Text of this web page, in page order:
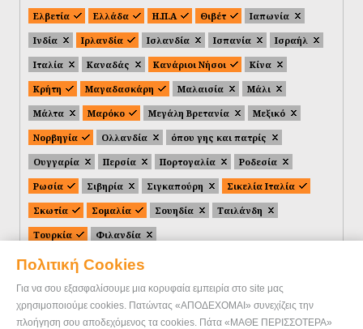
Πολιτική Cookies
Για να σου εξασφαλίσουμε μια κορυφαία εμπειρία στο site μας
χρησιμοποιούμε cookies. Πατώντας «ΑΠΟΔΕΧΟΜΑΙ» συνεχίζεις την
πλοήγηση σου αποδεχόμενος τα cookies. Πάτα «ΜΑΘΕ ΠΕΡΙΣΣΟΤΕΡΑ»
Ελβετία
Ελλάδα Η.Π.Α Θιβέτ
Ιαπωνία
Ινδία
Ιρλανδία Ισλανδία Ισπανία
Ισραήλ
Ιταλία
Καναδάς Κανάριοι Νήσοι
Κίνα
Κρήτη
Μαγαδασκάρη Μαλαισία
Μάλι
Μάλτα
Μαρόκο Μεγάλη Βρετανία
Μεξικό
Νορβηγία
Ολλανδία
όπου γης και πατρίς
Ουγγαρία
Περσία Πορτογαλία
Ροδεσία
Ρωσία
Σιβηρία Σιγκαπούρη
Σικελία Ιταλία
Σκωτία
Σομαλία Σουηδία
Ταιλάνδη
Τουρκία
Φιλανδία